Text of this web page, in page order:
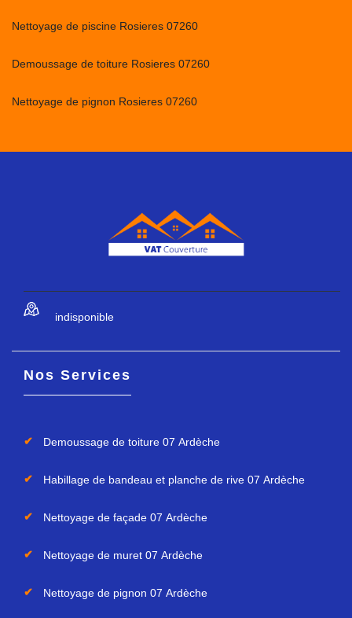
Nettoyage de piscine Rosieres 07260
Demoussage de toiture Rosieres 07260
Nettoyage de pignon Rosieres 07260
indisponible
Nos Services
Demoussage de toiture 07 Ardèche
Habillage de bandeau et planche de rive 07 Ardèche
Nettoyage de façade 07 Ardèche
Nettoyage de muret 07 Ardèche
Nettoyage de pignon 07 Ardèche